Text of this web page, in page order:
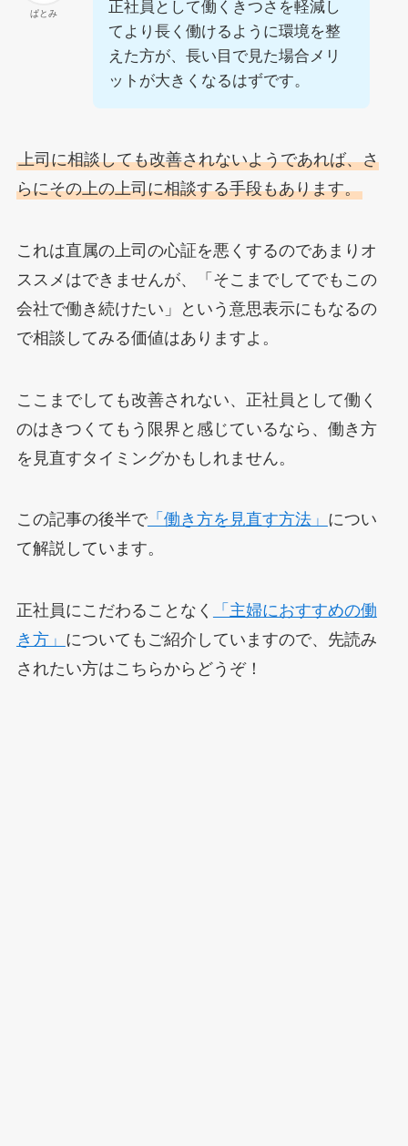
ぱとみ
正社員として働くきつさを軽減し
てより長く働けるように環境を整
えた方が、長い目で見た場合メリ
ットが大きくなるはずです。
上司に相談しても改善されないようであれば、さ
らにその上の上司に相談する手段もあります。
これは直属の上司の心証を悪くするのであまりオ
ススメはできませんが、「そこまでしてでもこの
会社で働き続けたい」という意思表示にもなるの
で相談してみる価値はありますよ。
ここまでしても改善されない、正社員として働く
のはきつくてもう限界と感じているなら、働き方
を見直すタイミングかもしれません。
この記事の後半で「働き方を見直す方法」 につい
て解説しています。
正社員にこだわることなく
「主婦におすすめの働
き方」 についてもご紹介していますので、先読み
されたい方はこちらからどうぞ！